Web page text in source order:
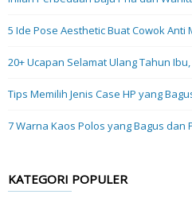
5 Ide Pose Aesthetic Buat Cowok Anti
20+ Ucapan Selamat Ulang Tahun
Tips Memilih Jenis Case HP yang
7 Warna Kaos Polos yang Bagus dan
KATEGORI POPULER